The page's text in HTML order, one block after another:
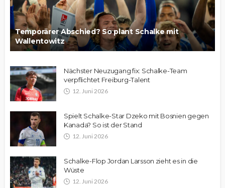
Temporärer Abschied? So plant Schalke mit
Wallentowitz
Nächster Neuzugang fix: Schalke-Team
verpflichtet Freiburg-Talent
12. Juni 2026
Spielt Schalke-Star Dzeko mit Bosnien gegen
Kanada? So ist der Stand
12. Juni 2026
Schalke-Flop Jordan Larsson zieht es in die
Wüste
12. Juni 2026